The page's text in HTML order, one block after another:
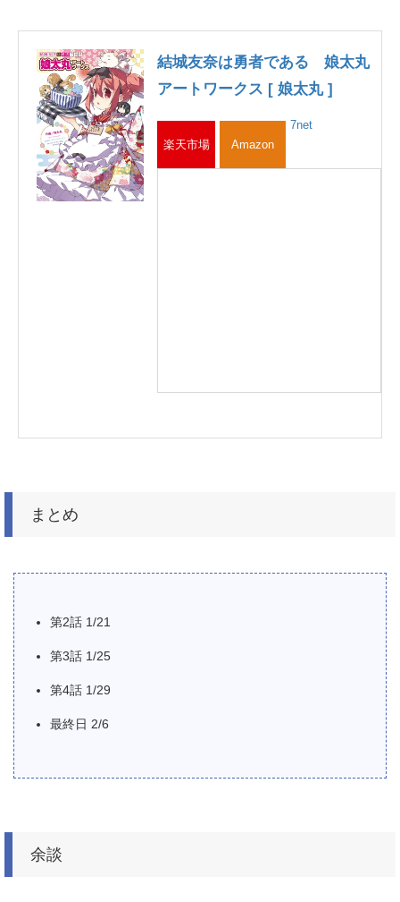
結城友奈は勇者である 娘太丸
アートワークス [ 娘太丸 ]
楽天市場 Amazon
7net
まとめ
第2話 1/21
第3話 1/25
第4話 1/29
最終日 2/6
余談